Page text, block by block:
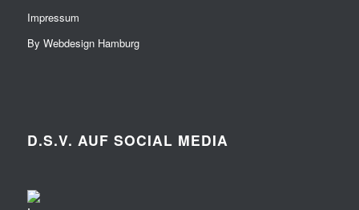
Impressum
By Webdesign Hamburg
D.S.V. AUF SOCIAL MEDIA